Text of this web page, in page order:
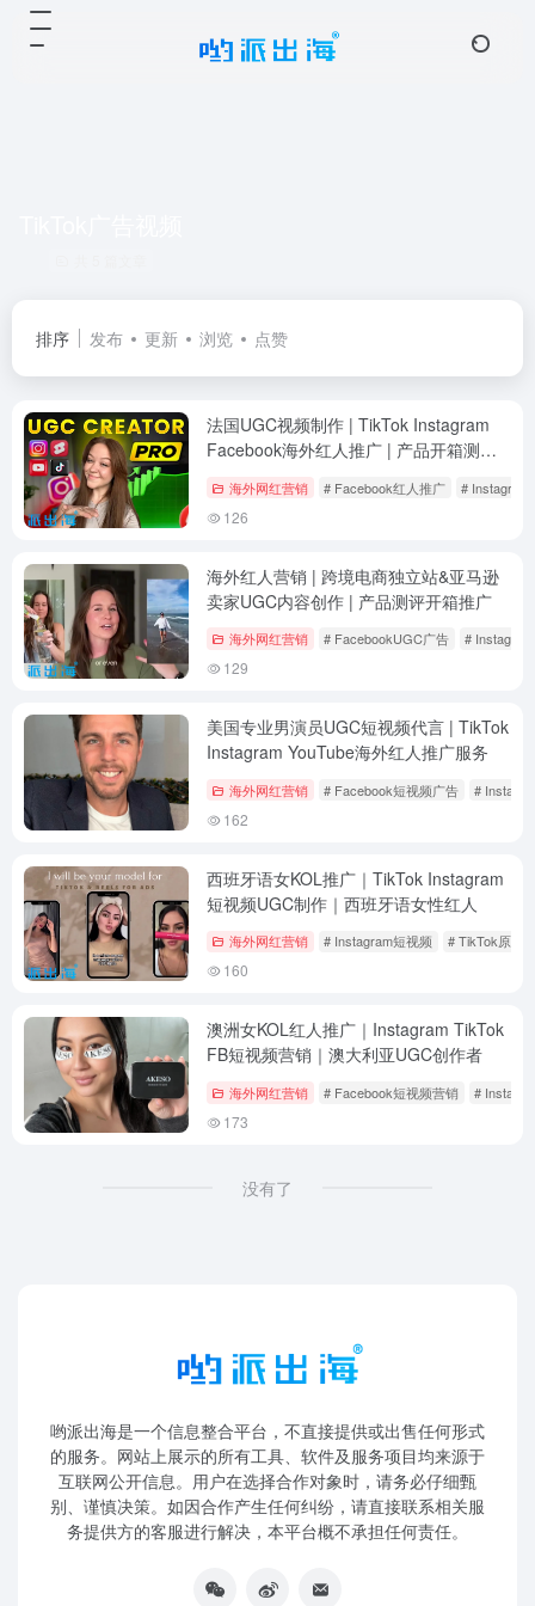
排序 发布 更新 浏览 点赞
法国UGC视频制作 | TikTok Instagram
Facebook海外红人推广 | 产品开箱测评
海外网红营销 # Facebook红人推广 # Instagram
126
海外红人营销 | 跨境电商独立站&亚马逊
卖家UGC内容创作 | 产品测评开箱推广
海外网红营销 # FacebookUGC广告 #
129
美国专业男演员UGC短视频代言 | TikTok
Instagram YouTube海外红人推广服务
海外网红营销 # Facebook短视频广告 #
162
西班牙语女KOL推广｜TikTok Instagram
短视频UGC制作｜西班牙语女性红人
海外网红营销 # Instagram短视频 # TikTok原生
160
澳洲女KOL红人推广｜Instagram TikTok
FB短视频营销｜澳大利亚UGC创作者
海外网红营销 # Facebook短视频营销 #
173
没有了
哟派出海是一个信息整合平台，不直接提供或出售任何形式
的服务。网站上展示的所有工具、软件及服务项目均来源于
互联网公开信息。用户在选择合作对象时，请务必仔细甄
别、谨慎决策。如因合作产生任何纠纷，请直接联系相关服
务提供方的客服进行解决，本平台概不承担任何责任。